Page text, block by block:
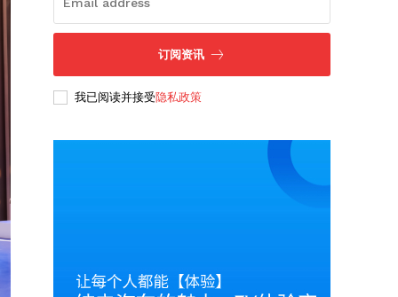
订阅资讯
我已阅读并接受隐私政策